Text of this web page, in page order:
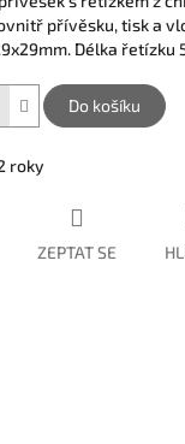
přívěsku, tisk a
Délka řetízku
Do košíku
roky
ZEPTAT SE